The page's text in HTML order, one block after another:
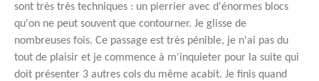
sont très très techniques : un pierrier avec d'énormes blocs
qu'on ne peut souvent que contourner. Je glisse de
nombreuses fois. Ce passage est très pénible, je n'ai pas du
tout de plaisir et je commence à m'inquieter pour la suite qui
doit présenter 3 autres cols du même acabit. Je finis quand